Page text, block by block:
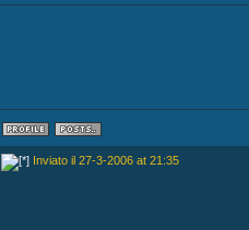
Inviato il 27-3-2006 at 21:35